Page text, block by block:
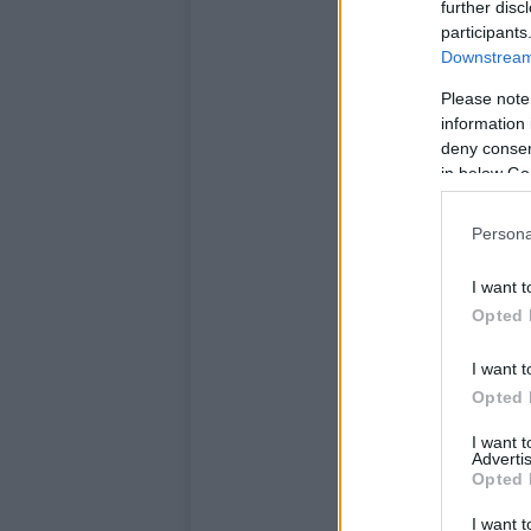
further
Please
information
deny
in below
I want
Opted
I want
Opted
I want
Opted
I want